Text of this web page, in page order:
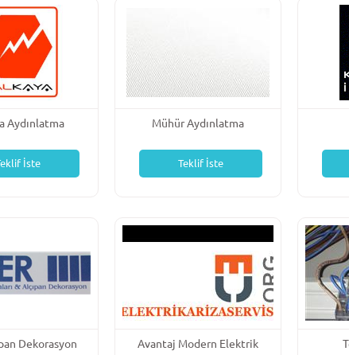
Aydınlatma
İste
Mühür Aydınlatma
Teklif İste
Dekorasyon
Avantaj Modern Elektrik